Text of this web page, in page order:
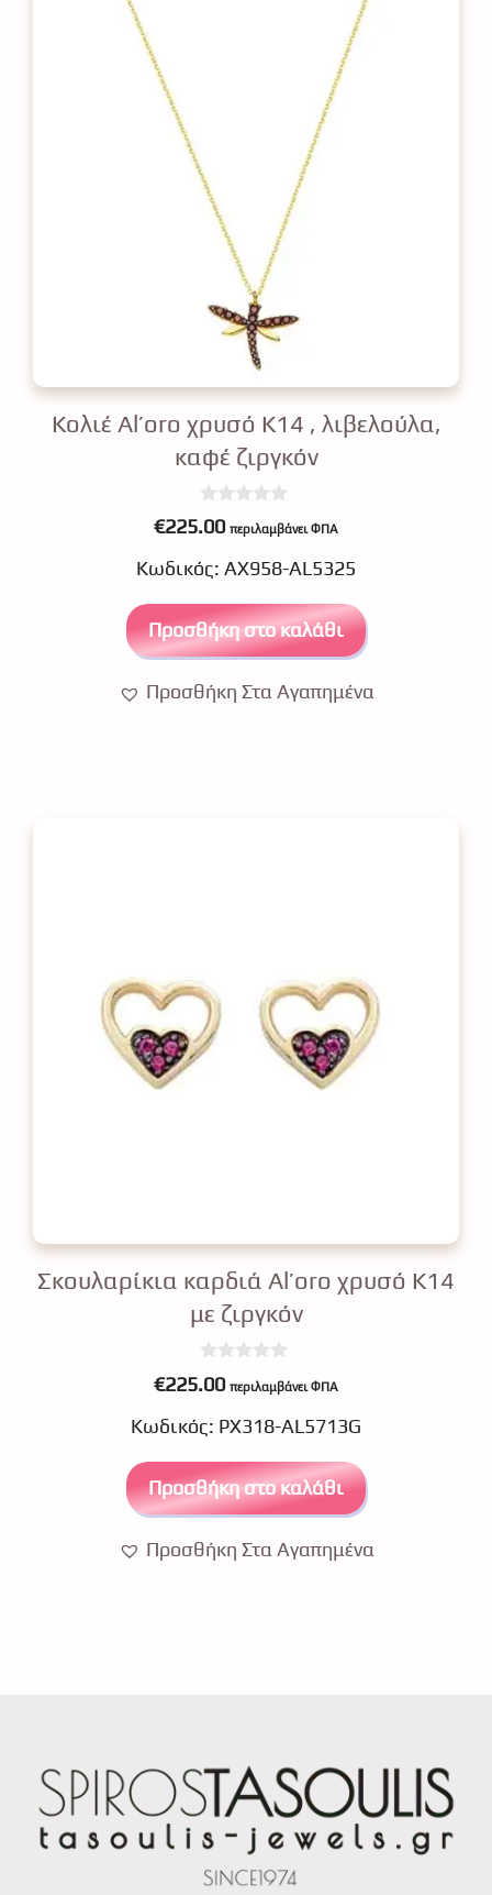
Κολιέ Al’oro χρυσό Κ14 , λιβελούλα,
καφέ ζιργκόν
0
o
t
f
5
€225.00 περιλαμβάνει ΦΠΑ
Κωδικός: ΑΧ958-AL5325
Προσθήκη στο καλάθι
Προσθήκη Στα Αγαπημένα
Σκουλαρίκια καρδιά Al’oro χρυσό Κ14
με ζιργκόν
0
o
t
o
5
€225.00 περιλαμβάνει ΦΠΑ
Κωδικός: ΡΧ318-AL5713G
Προσθήκη στο καλάθι
Προσθήκη Στα Αγαπημένα